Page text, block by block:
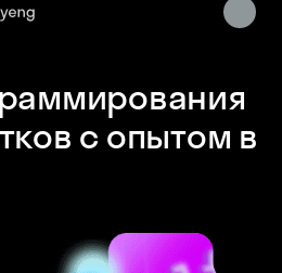
с опытом в